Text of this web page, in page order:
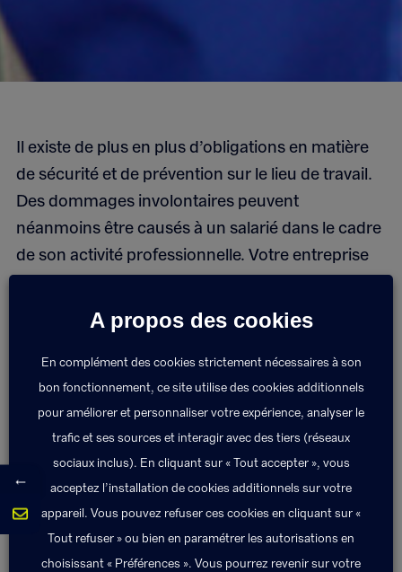
Il existe de plus en plus d’obligations en matière
de sécurité et de prévention sur le lieu de travail.
Des dommages involontaires peuvent
néanmoins être causés à un salarié dans le cadre
de son activité professionnelle. Votre entreprise
doit alors verser des dommages et intérêts. Il est
important d’être couvert par une assurance
Responsabilité Civile employeur aussi appelée
aussi responsabilité civile exploitation.
Les + Exponens Solutions
Nous fixons avec vous les garanties à
prévoir en fonction de votre activité.
A propos des cookies
En complément des cookies strictement nécessaires à son
bon fonctionnement, ce site utilise des cookies additionnels
pour améliorer et personnaliser votre expérience, analyser le
trafic et ses sources et interagir avec des tiers (réseaux
sociaux inclus). En cliquant sur « Tout accepter », vous
acceptez l’installation de cookies additionnels sur votre
appareil. Vous pouvez refuser ces cookies en cliquant sur «
Tout refuser » ou bien en paramétrer les autorisations en
choisissant « Préférences ». Vous pourrez revenir sur votre
←